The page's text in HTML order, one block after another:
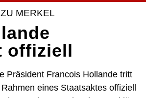
MERKEL
offiziell
Präsident Francois Hollande tritt
eines Staatsaktes offiziell